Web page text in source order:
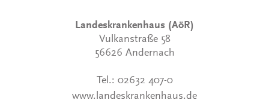
Landeskrankenhaus (AöR)
Vulkanstraße 58
56626 Andernach
Tel.: 02632 407-0
www.landeskrankenhaus.de